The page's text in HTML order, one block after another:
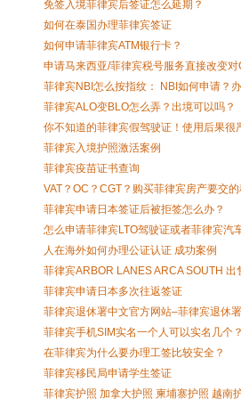
免签入境菲律宾后签证怎么延期？
如何在泰国办理菲律宾签证
如何申请菲律宾ATM银行卡？
申请马来西亚/菲律宾税号服务直接改变对
菲律宾NBI怎么按指纹： NBI如何申请？
菲律宾ALO变BLO怎么弄？出境可以吗？
你不知道的菲律宾假驾驶证！使用后果很
菲律宾入境护照激活案例
菲律宾疫苗证书查询
VAT？OC？CGT？购买菲律宾房产要交
菲律宾申请日本签证后被拒签怎么办？
怎么申请菲律宾LTO驾驶证或者菲律宾汽
人在海外如何办理公证认证 成功案例
菲律宾ARBOR LANES ARCA SOUTH 出
菲律宾申请日本多次往返签证
菲律宾退休署中文官方网站–菲律宾退休
菲律宾手机SIM实名一个人可以实名几个？
在菲律宾为什么要办理工签比较安全？
菲律宾移民局申请学生签证
菲律宾护照 加拿大护照 柬埔寨护照 越南